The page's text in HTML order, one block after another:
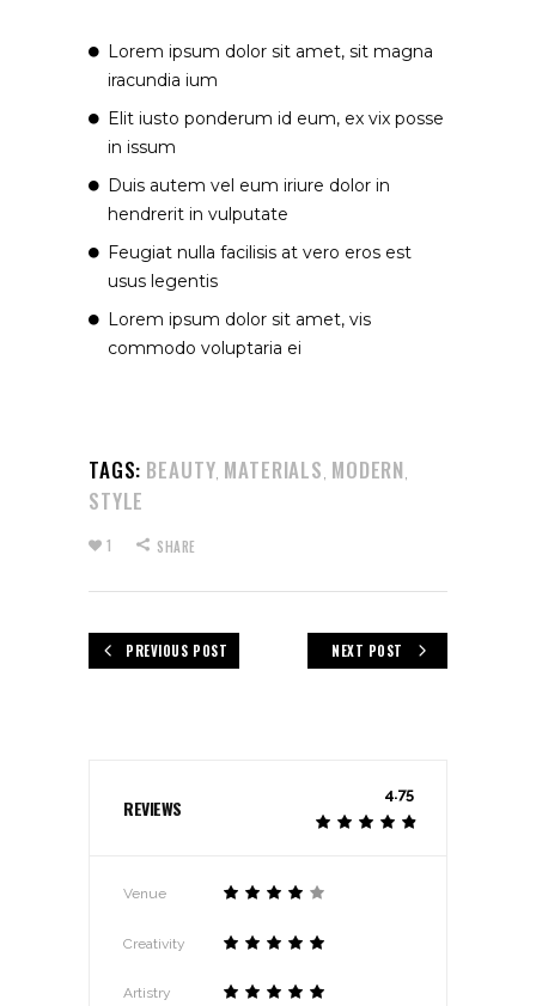
Lorem ipsum dolor sit amet, sit magna
iracundia ium
Elit iusto ponderum id eum, ex vix posse
in issum
Duis autem vel eum iriure dolor in
hendrerit in vulputate
Feugiat nulla facilisis at vero eros est
usus legentis
Lorem ipsum dolor sit amet, vis
commodo voluptaria ei
TAGS: BEAUTY MATERIALS MODERN
STYLE
1 SHARE
PREVIOUS POST NEXT POST
REVIEWS
4.75
Venue
Creativity
Artistry